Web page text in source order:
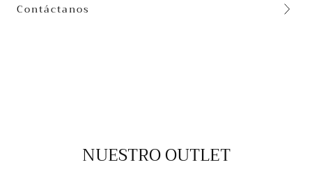
Contáctanos
NUESTRO OUTLET